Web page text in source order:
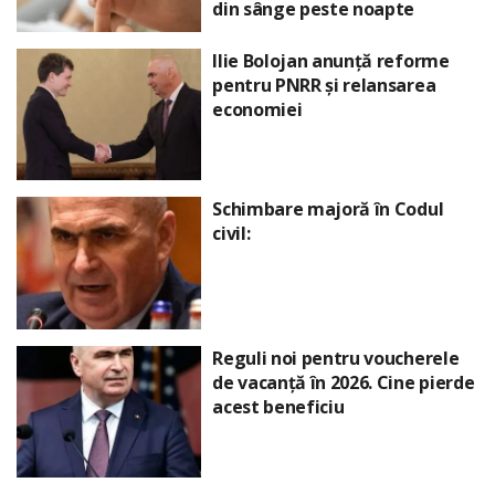
din sânge peste noapte
Ilie Bolojan anunță reforme
pentru PNRR și relansarea
economiei
Schimbare majoră în Codul
civil:
Reguli noi pentru voucherele
de vacanță în 2026. Cine pierde
acest beneficiu